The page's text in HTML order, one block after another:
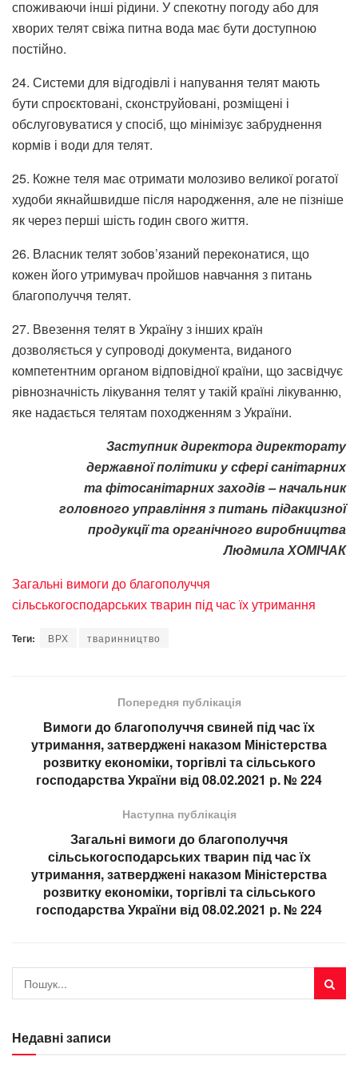
споживаючи інші рідини. У спекотну погоду або для
хворих телят свіжа питна вода має бути доступною
постійно.
24. Системи для відгодівлі і напування телят мають
бути спроєктовані, сконструйовані, розміщені і
обслуговуватися у спосіб, що мінімізує забруднення
кормів і води для телят.
25. Кожне теля має отримати молозиво великої рогатої
худоби якнайшвидше після народження, але не пізніше
як через перші шість годин свого життя.
26. Власник телят зобов’язаний переконатися, що
кожен його утримувач пройшов навчання з питань
благополуччя телят.
27. Ввезення телят в Україну з інших країн
дозволяється у супроводі документа, виданого
компетентним органом відповідної країни, що засвідчує
рівнозначність лікування телят у такій країні лікуванню,
яке надається телятам походженням з України.
Заступник директора директорату
державної політики у сфері санітарних
та фітосанітарних заходів – начальник
головного управління з питань підакцизної
продукції та органічного виробництва
Людмила ХОМІЧАК
Загальні вимоги до благополуччя
сільськогосподарських тварин під час їх утримання
Теги: ВРХ тваринництво
Попередня публікація
Вимоги до благополуччя свиней під час їх
утримання, затверджені наказом Міністерства
розвитку економіки, торгівлі та сільського
господарства України від 08.02.2021 р. № 224
Наступна публікація
Загальні вимоги до благополуччя
сільськогосподарських тварин під час їх
утримання, затверджені наказом Міністерства
розвитку економіки, торгівлі та сільського
господарства України від 08.02.2021 р. № 224
Недавні записи